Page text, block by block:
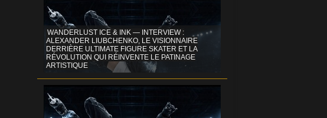
WANDERLUST ICE & INK — INTERVIEW :
ALEXANDER LIUBCHENKO, LE VISIONNAIRE
DERRIÈRE ULTIMATE FIGURE SKATER ET LA
RÉVOLUTION QUI RÉINVENTE LE PATINAGE
ARTISTIQUE